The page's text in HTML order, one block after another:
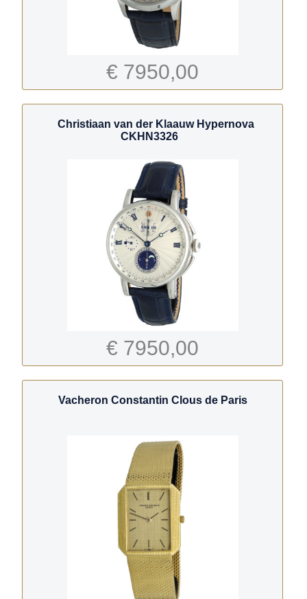
€ 7950,00
Christiaan van der Klaauw Hypernova
CKHN3326
€ 7950,00
Vacheron Constantin Clous de Paris